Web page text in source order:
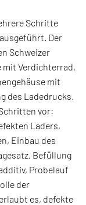
Schritte
Der
Schweizer
mit Verdichterrad,
mit
des Ladedrucks.
vor:
Laders,
Einbau des
Befüllung
Probelauf
der
es, defekte